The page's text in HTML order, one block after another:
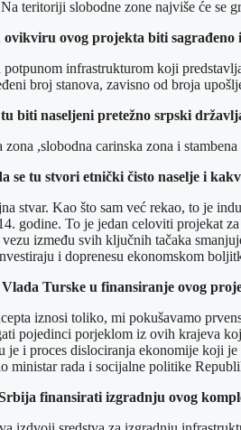
teritoriji slobodne zone najviše će se
ovog projekta biti sagrađeno
potpunom infrastrukturom koji
broj stanova, zavisno od broja
biti naseljeni pretežno srpski
,slobodna carinska zona i
se tu stvori etnički čisto naselje i
stvar. Kao što sam već rekao, to je
godine. To je jedan celoviti projekat
između svih ključnih tačaka
i doprenesu ekonomskom
Turske u finansiranje ovog
iznosi toliko, mi pokušavamo
pojedinci porjeklom iz ovih krajeva
je i proces dislociranja ekonomije koji
ministar rada i socijalne politike
finansirati izgradnju ovog